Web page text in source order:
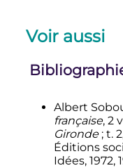
Voir aussi
Albert
française, 2
Gironde ; t.
Éditions
Idées, 1972,